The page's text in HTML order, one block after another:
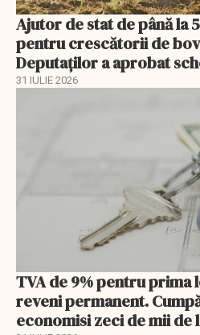
Ajutor de stat de până la
pentru crescătorii de
Deputaților a aprobat
31 IULIE 2026
TVA de 9% pentru prima
reveni permanent.
economisi zeci de mii de